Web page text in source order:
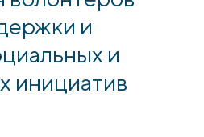
и
и
инициатив